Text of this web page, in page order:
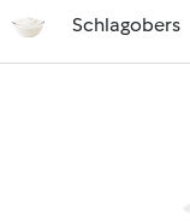
Schlagobers